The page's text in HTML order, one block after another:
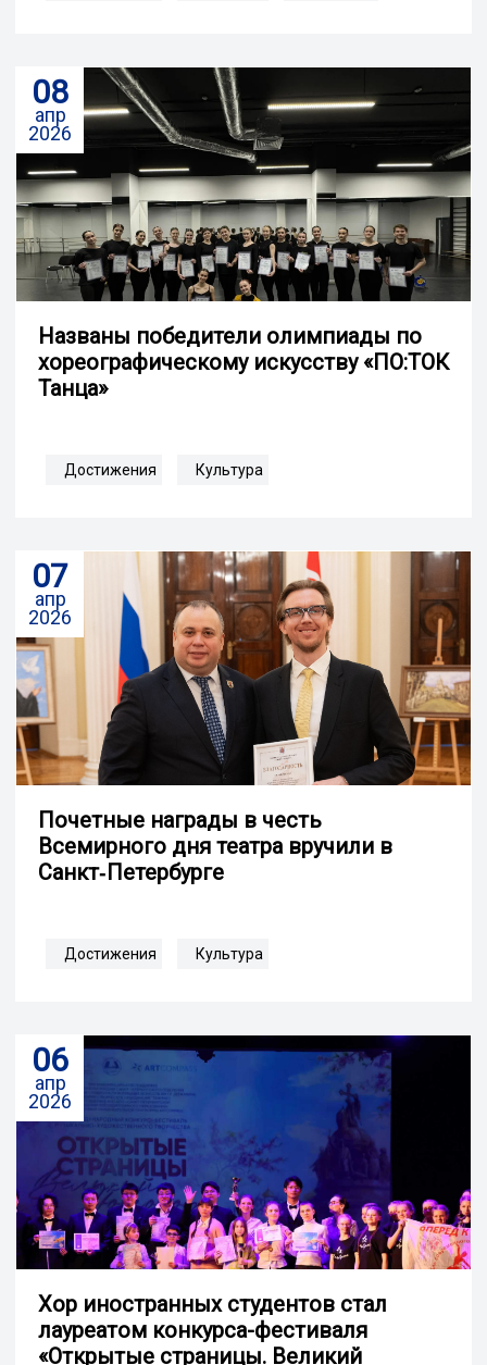
08
апр
2026
Названы победители олимпиады по
хореографическому искусству «ПО:ТОК
Танца»
Достижения Культура
07
апр
2026
Почетные награды в честь
Всемирного дня театра вручили в
Санкт‑Петербурге
Достижения Культура
06
апр
2026
Хор иностранных студентов стал
лауреатом конкурса-фестиваля
«Открытые страницы. Великий